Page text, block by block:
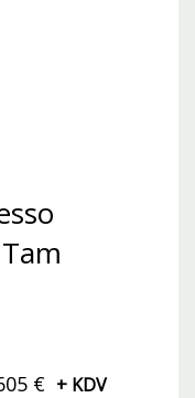
€ + KDV